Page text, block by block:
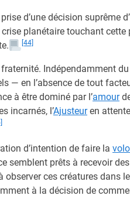
d’une décision suprême
planétaire touchant cette
[44]
fraternité. Indépendamment
— en l’absence de tout
à être dominé par l’amour
incarnés, l’Ajusteuren
d’intention de faire la
semblent prêts à recevoir
observer ces créatures dans
à la décision de